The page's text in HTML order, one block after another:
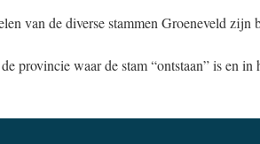
van de diverse stammen Groeneveld zijn
provincie waar de stam “ontstaan” is en